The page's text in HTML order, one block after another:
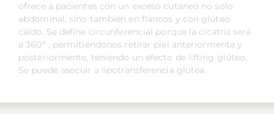
ofrece a pacientes con un exceso cutáneo no solo
abdominal, sino también en flancos y con glúteo
caído. Se define circunferencial porque la cicatriz será
a 360º , permitiéndonos retirar piel anteriormente y
posteriormente, teniendo un efecto de lifting glúteo.
Se puede asociar a lipotransferencia glútea.